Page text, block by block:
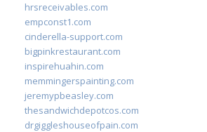
hrsreceivables.com
empconst1.com
cinderella-support.com
bigpinkrestaurant.com
inspirehuahin.com
memmingerspainting.com
jeremypbeasley.com
thesandwichdepotcos.com
drgiggleshouseofpain.com